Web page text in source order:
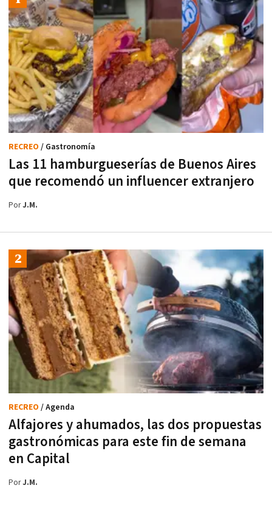
Las 11 hamburgueserías de Buenos Aires
que recomendó un influencer extranjero
RECREO / Gastronomía
PorJ.M.
Alfajores y ahumados, las dos propuestas
gastronómicas para este fin de semana
en Capital
RECREO / Agenda
PorJ.M.